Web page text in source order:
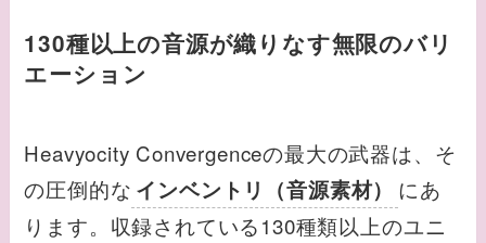
130種以上の音源が織りなす無限のバリ
エーション
Heavyocity Convergenceの最大の武器は、そ
の圧倒的な インベントリ（音源素材）
にあ
ります。収録されている130種類以上のユニ